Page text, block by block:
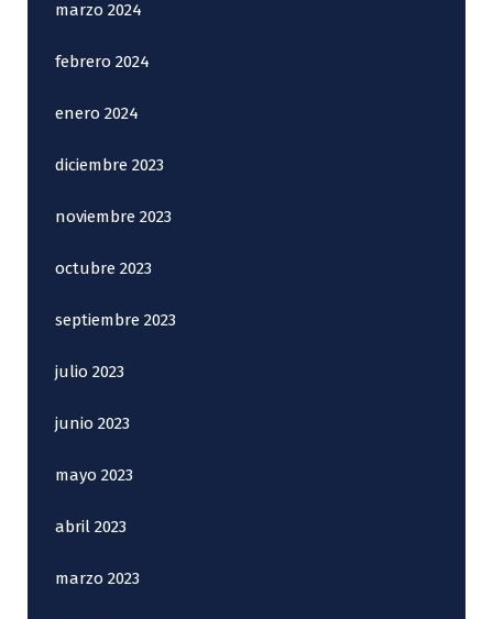
marzo 2024
febrero 2024
enero 2024
diciembre 2023
noviembre 2023
octubre 2023
septiembre 2023
julio 2023
junio 2023
mayo 2023
abril 2023
marzo 2023